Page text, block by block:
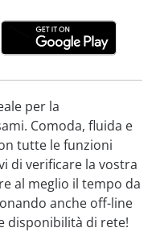
per la
Comoda, fluida e
tutte le funzioni
di verificare la vostra
al meglio il tempo da
anche off-line
disponibilità di rete!